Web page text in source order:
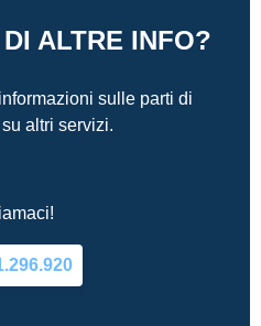
ALTRE INFO?
sulle parti di
altri servizi.